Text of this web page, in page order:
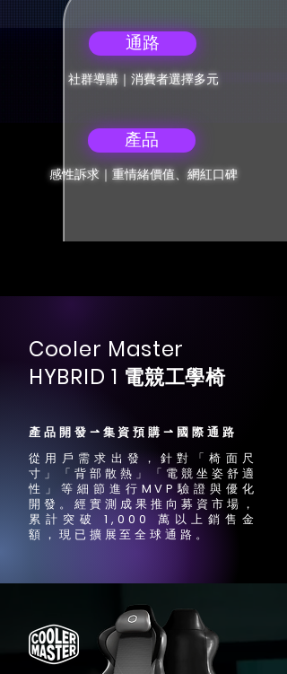
感性訴求｜重情緒價值、網紅口碑
社群導購｜消費者選擇多元
通路
產品
Cooler Master
HYBRID 1 電競工學椅
產品開發⇀集資預購⇀國際通路
從用戶需求出發，針對「椅面尺
寸」「背部散熱」「電競坐姿舒適
性」等細節進行MVP驗證與優化
開發。經實測成果推向募資市場，
累計突破 1,000 萬以上銷售金
額，現已擴展至全球通路。